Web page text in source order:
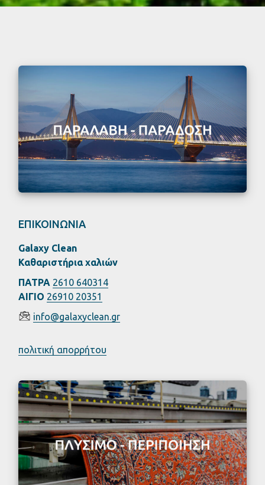
ΕΠΙΚΟΙΝΩΝΙΑ
Galaxy Clean
Καθαριστήρια χαλιών
ΠΑΤΡΑ 2610 640314
ΑΙΓΙΟ 26910 20351
info@galaxyclean.gr
πολιτική απορρήτου